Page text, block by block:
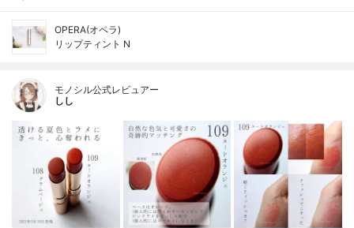
OPERA(オペラ)
リップティント N
モノシル公式レビュアー
しし